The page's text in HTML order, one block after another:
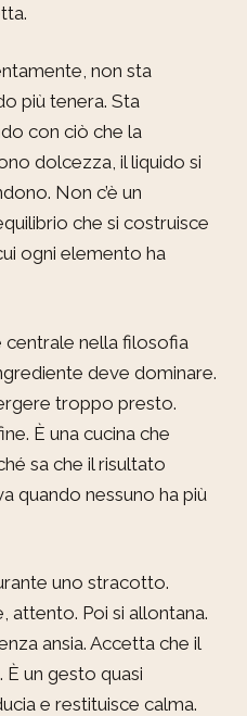
non sta
più tenera. Sta
con ciò che la
dolcezza, il liquido si
Non c’è un
che si costruisce
ogni elemento ha
centrale nella filosofia
deve dominare.
troppo presto.
È una cucina che
sa che il risultato
quando nessuno ha più
uno stracotto.
attento. Poi si allontana.
ansia. Accetta che il
un gesto quasi
e restituisce calma.